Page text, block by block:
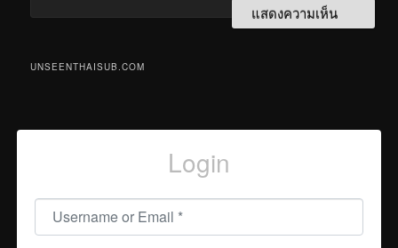
UNSEENTHAISUB.COM
Login
Username or Email